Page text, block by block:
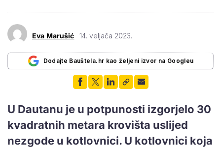
Eva Marušić 14. veljača 2023.
Dodajte Bauštela.hr kao željeni izvor na Googleu
U Dautanu je u potpunosti izgorjelo 30
kvadratnih metara krovišta uslijed
nezgode u kotlovnici. U kotlovnici koja